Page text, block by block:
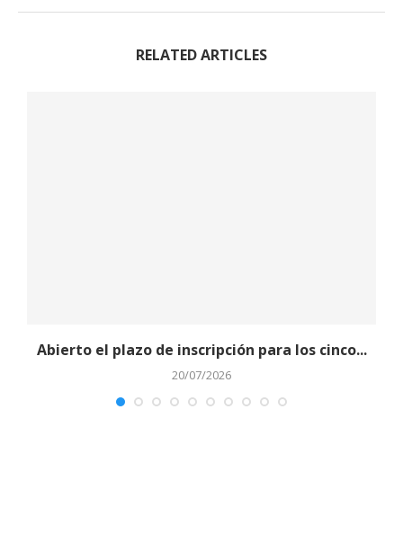
RELATED ARTICLES
Abierto el plazo de inscripción para los cinco...
20/07/2026